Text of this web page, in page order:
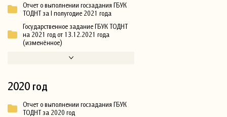
Отчет о выполнении госзадания ГБУК
ТОДНТ за I полугодие 2021 года
Государственное задание ГБУК ТОДНТ
на 2021 год от 13.12.2021 года
(изменённое)
2020 год
Отчет о выполнении госзадания ГБУК
ТОДНТ за 2020 год